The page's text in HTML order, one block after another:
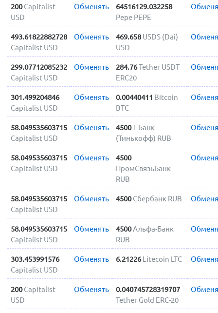
200 Capitalist
USD
Обменять
64516129.032258
Pepe PEPE
493.61822882728
Capitalist USD
Обменять 469.658 USDS (Dai)
USD
299.07712085232
Capitalist USD
Обменять 284.76Tether USDT
ERC20
301.499204846
Capitalist USD
Обменять 0.00440411 Bitcoin
BTC
58.049535603715
Capitalist USD
Обменять 4500Т-Банк
(Тинькофф) RUB
58.049535603715
Capitalist USD
Обменять
4500
ПромСвязьБанк
RUB
58.049535603715
Capitalist USD
Обменять 4500 Сбербанк RUB
58.049535603715
Capitalist USD
Обменять 4500Альфа-Банк
RUB
303.453991576
Capitalist USD
Обменять 6.21226 Litecoin LTC
200 Capitalist
USD
Обменять
0.040745728319707
Tether Gold ERC-20